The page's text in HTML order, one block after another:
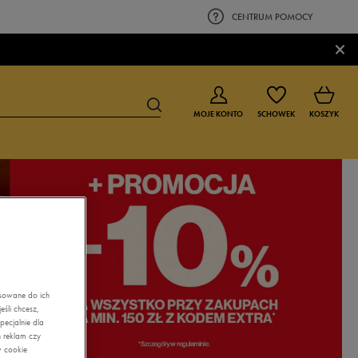
CENTRUM POMOCY
×
BUTY DLA CHŁOPCA
9-16 lat
BUTY DLA DZIEWCZYNKI
0-4 lat
4-8 lat
9-16 lat
MOJE KONTO SCHOWEK KOSZYK
do ich
chcesz,
dla
reklam czy
cookie